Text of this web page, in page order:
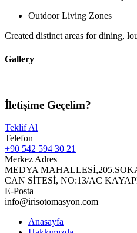
Outdoor Living Zones
Created distinct areas for dining,
Gallery
İletişime Geçelim?
Teklif Al
Telefon
+90 542 594 30 21
Merkez Adres
MEDYA
CAN SİTESİ, NO:13/AC
E-Posta
info@irisotomasyon.com
Anasayfa